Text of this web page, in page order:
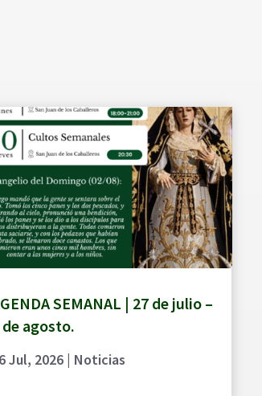
SEMANAL | 27 de julio –
de agosto.
Jul, 2026| Noticias